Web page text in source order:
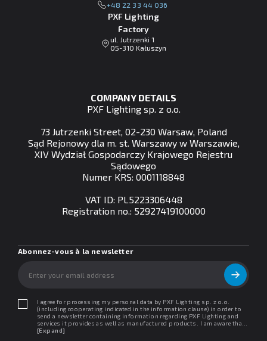
+48 22 33 44 036
PXF Lighting
Factory
ul. Jutrzenki 1
05-310 Kałuszyn
COMPANY DETAILS
PXF Lighting sp. z o.o.
73 Jutrzenki Street, 02-230 Warsaw, Poland
Sąd Rejonowy dla m. st. Warszawy w Warszawie,
XIV Wydział Gospodarczy Krajowego Rejestru
Sądowego
Numer KRS: 0001118848
VAT ID: PL5223306448
Registration no.: 52927419100000
Abonnez-vous à la newsletter
I agree for processing my personal data by PXF Lighting sp. z o.o.
(including cooperating indicated in the information clause) in order to
send a newsletter containing information regarding PXF Lighting and
services it provides as well as manufactured products. I am aware that I
may withdraw my consent at any time. I declare that I have read the
[Expand]